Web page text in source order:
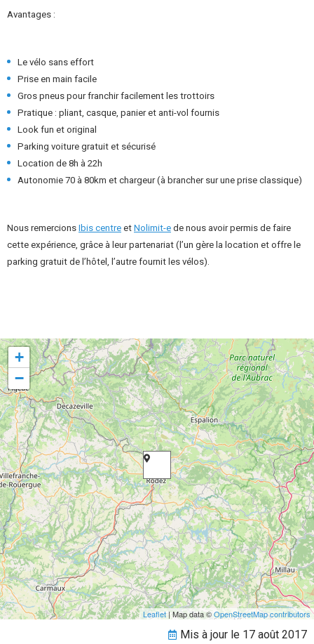
Avantages :
Le vélo sans effort
Prise en main facile
Gros pneus pour franchir facilement les trottoirs
Pratique : pliant, casque, panier et anti-vol fournis
Look fun et original
Parking voiture gratuit et sécurisé
Location de 8h à 22h
Autonomie 70 à 80km et chargeur (à brancher sur une prise classique)
Nous remercions Ibis centre et Nolimit-e de nous avoir permis de faire
cette expérience, grâce à leur partenariat (l’un gère la location et offre le
parking gratuit de l’hôtel, l’autre fournit les vélos).
+
−
Leaflet | Map data ©OpenStreetMap contributors
Mis à jour le 17 août 2017